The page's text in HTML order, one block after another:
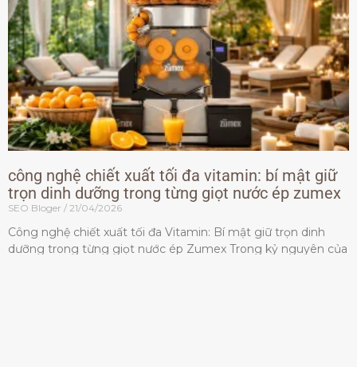
công nghệ chiết xuất tối đa vitamin: bí mật giữ
trọn dinh dưỡng trong từng giọt nước ép zumex
SEO Bloger 21/04/2026
Công nghệ chiết xuất tối đa Vitamin: Bí mật giữ trọn dinh
dưỡng trong từng giọt nước ép Zumex Trong kỷ nguyên của